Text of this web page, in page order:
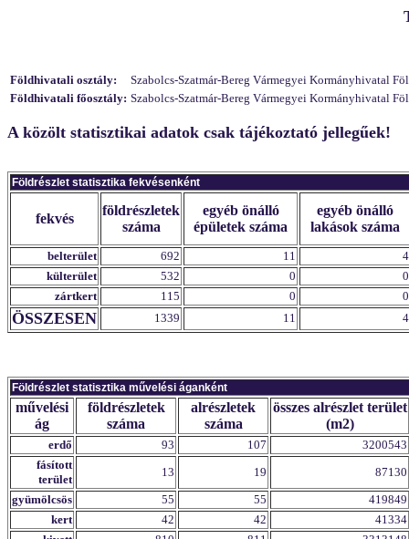
Földhivatali osztály:
Szabolcs-Szatmár-Bereg Vármegyei Kormányhivatal
Földhivatali főosztály: Szabolcs-Szatmár-Bereg Vármegyei Kormányhivatal
A közölt statisztikai adatok csak tájékoztató jellegűek!
Földrészlet statisztika fekvésenként
fekvés
földrészletek
száma
egyéb önálló
épületek száma
egyéb önálló
lakások száma
belterület 692 11
4
külterület
532 0
0
zártkert
115 0 0
ÖSSZESEN 1339 11 4
Földrészlet statisztika művelési áganként
művelési
ág
földrészletek
száma
alrészletek
száma
összes alrészlet terület
(m2)
erdő 93 107
3200543
fásított
terület
13 19
87130
gyümölcsös
55 55
419849
kert
42 42
41334